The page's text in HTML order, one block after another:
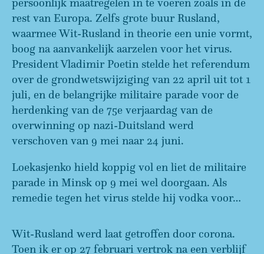
rest van Europa. Zelfs grote buur Rusland,
waarmee Wit-Rusland in theorie een unie vormt,
boog na aanvankelijk aarzelen voor het virus.
President Vladimir Poetin stelde het referendum
over de grondwetswijziging van 22 april uit tot 1
juli, en de belangrijke militaire parade voor de
herdenking van de 75e verjaardag van de
overwinning op nazi-Duitsland werd
verschoven van 9 mei naar 24 juni.
Loekasjenko hield koppig vol en liet de militaire
parade in Minsk op 9 mei wel doorgaan. Als
remedie tegen het virus stelde hij vodka voor…
Wit-Rusland werd laat getroffen door corona.
Toen ik er op 27 februari vertrok na een verblijf